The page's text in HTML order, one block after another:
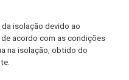
isolação devido ao
acordo com as condições
na isolação, obtido do